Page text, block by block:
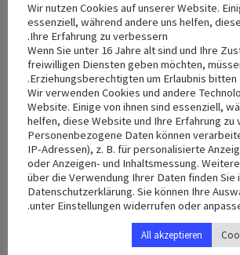
+ Add to iCalendar
VENUE
St. Elisabeth
Zietenring 18, 65195
Wiesbaden
Wiesbaden, 65195
Deutschland+ Google Map
Wir nutzen Cookies auf unserer Website.
essenziell, während andere uns helfen,
Ihre Erfahrung zu verbessern.
Wenn Sie unter 16 Jahre alt sind und Ihre
freiwilligen Diensten geben möchten,
Erziehungsberechtigten um Erlaubnis bitten.
Wir verwenden Cookies und andere
Website. Einige von ihnen sind essenziell,
helfen, diese Website und Ihre Erfahrung zu
Personenbezogene Daten können
IP-Adressen), z. B. für personalisierte
oder Anzeigen- und Inhaltsmessung.
über die Verwendung Ihrer Daten finden Sie
Datenschutzerklärung. Sie können Ihre
unter Einstellungen widerrufen oder
All akzeptieren